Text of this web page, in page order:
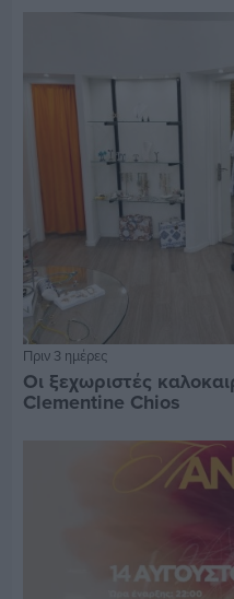
Πριν 3 ημέρες
Οι ξεχωριστές
Clementine Chios